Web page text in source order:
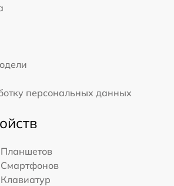
персональных данных
Планшетов
Смартфонов
Клавиатур